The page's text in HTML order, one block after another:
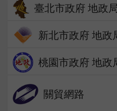
臺北市政府​ 地政
新北市政府 地政
桃園市政府​ 地政
關貿網路